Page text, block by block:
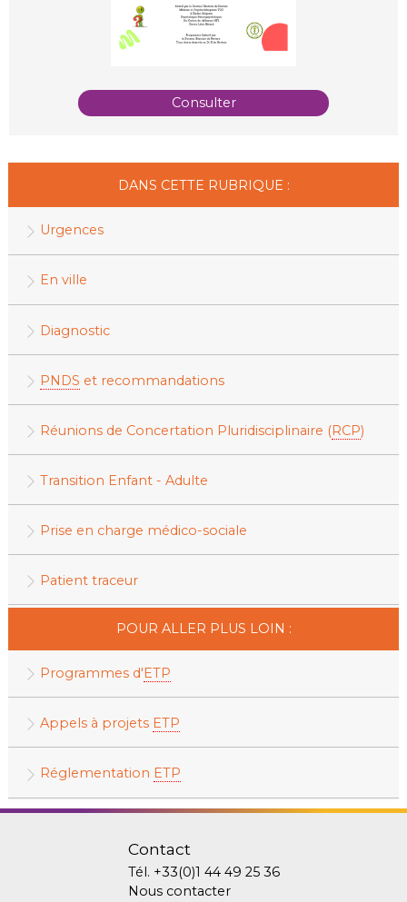
Consulter
DANS CETTE RUBRIQUE :
Urgences
En ville
Diagnostic
PNDS et recommandations
Réunions de Concertation Pluridisciplinaire (RCP)
Transition Enfant - Adulte
Prise en charge médico-sociale
Patient traceur
POUR ALLER PLUS LOIN :
Programmes d'ETP
Appels à projets ETP
Réglementation ETP
Contact
Tél. +33(0)1 44 49 25 36
Nous contacter